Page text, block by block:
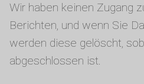
Wir haben keinen Zugang
Berichten, und wenn Sie
werden diese gelöscht,
abgeschlossen ist.